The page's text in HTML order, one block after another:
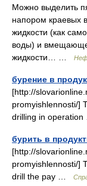
Можно выделить
напором краевых
жидкости (как
воды) и
жидкости… …
бурение в
[http://
promyishlennosti/]
drilling in
бурить в
[http://
promyishlennosti/]
drill the pay …